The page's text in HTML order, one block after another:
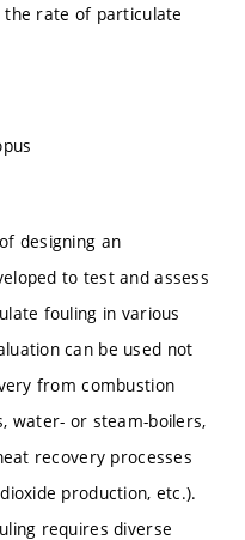
the rate of particulate
designing an
to test and assess
fouling in various
can be used not
from combustion
water- or steam-boilers,
recovery processes
production, etc.).
requires diverse